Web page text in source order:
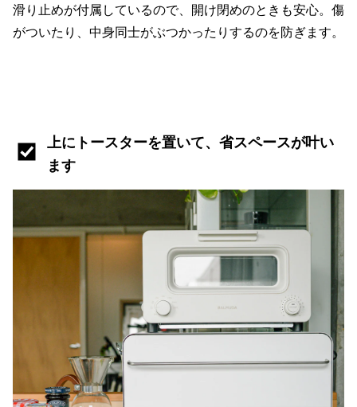
滑り止めが付属しているので、開け閉めのときも安心。傷
がついたり、中身同士がぶつかったりするのを防ぎます。
上にトースターを置いて、省スペースが叶い
ます